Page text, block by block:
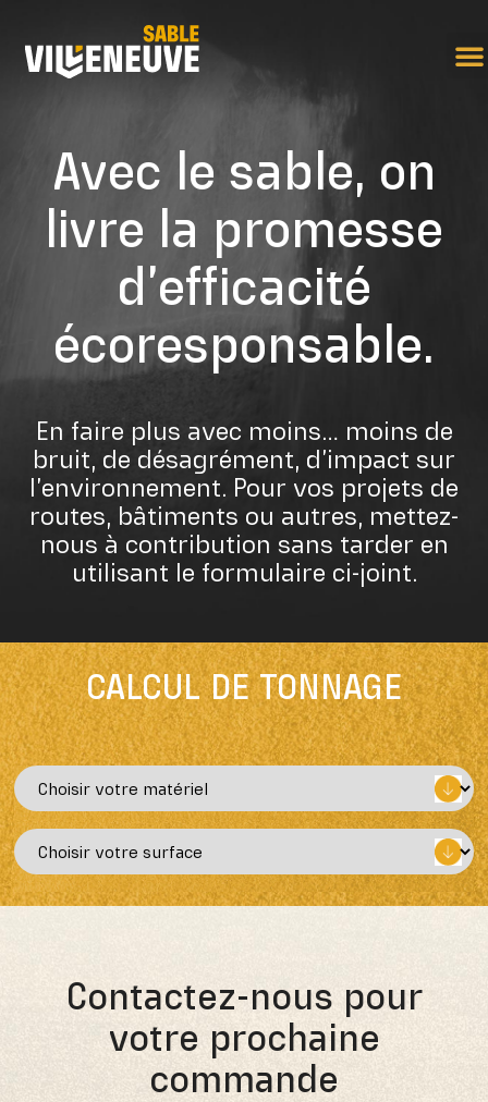
Avec le sable, on
livre la promesse
d’efficacité
écoresponsable.
En faire plus avec moins… moins de
bruit, de désagrément, d’impact sur
l’environnement. Pour vos projets de
routes, bâtiments ou autres, mettez-
nous à contribution sans tarder en
utilisant le formulaire ci-joint.
CALCUL DE TONNAGE
Contactez-nous pour
votre prochaine
commande